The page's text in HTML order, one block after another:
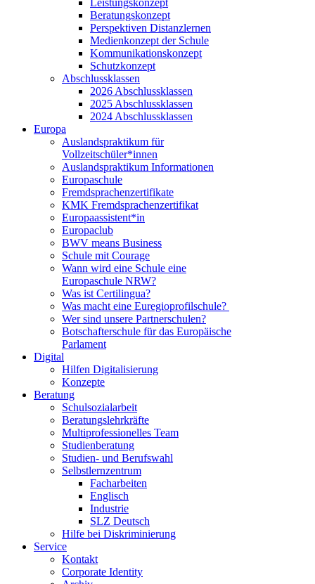
Leistungskonzept
Beratungskonzept
Perspektiven Distanzlernen
Medienkonzept der Schule
Kommunikationskonzept
Schutzkonzept
Abschlussklassen
2026 Abschlussklassen
2025 Abschlussklassen
2024 Abschlussklassen
Europa
Auslandspraktikum für
Vollzeitschüler*innen
Auslandspraktikum Informationen
Europaschule
Fremdsprachenzertifikate
KMK Fremdsprachenzertifikat
Europaassistent*in
Europaclub
BWV means Business
Schule mit Courage
Wann wird eine Schule eine
Europaschule NRW?
Was ist Certilingua?
Was macht eine Euregioprofilschule?
Wer sind unsere Partnerschulen?
Botschafterschule für das Europäische
Parlament
Digital
Hilfen Digitalisierung
Konzepte
Beratung
Schulsozialarbeit
Beratungslehrkräfte
Multiprofessionelles Team
Studienberatung
Studien- und Berufswahl
Selbstlernzentrum
Facharbeiten
Englisch
Industrie
SLZ Deutsch
Hilfe bei Diskriminierung
Service
Kontakt
Corporate Identity